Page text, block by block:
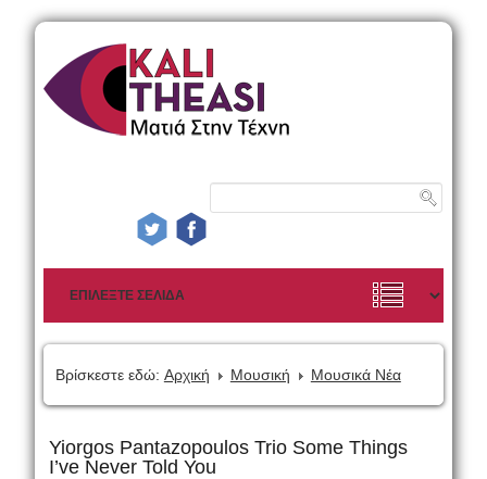
Βρίσκεστε εδώ: Αρχική Μουσική Μουσικά Νέα
Yiorgos Pantazopoulos Trio Some Things
I’ve Never Told You